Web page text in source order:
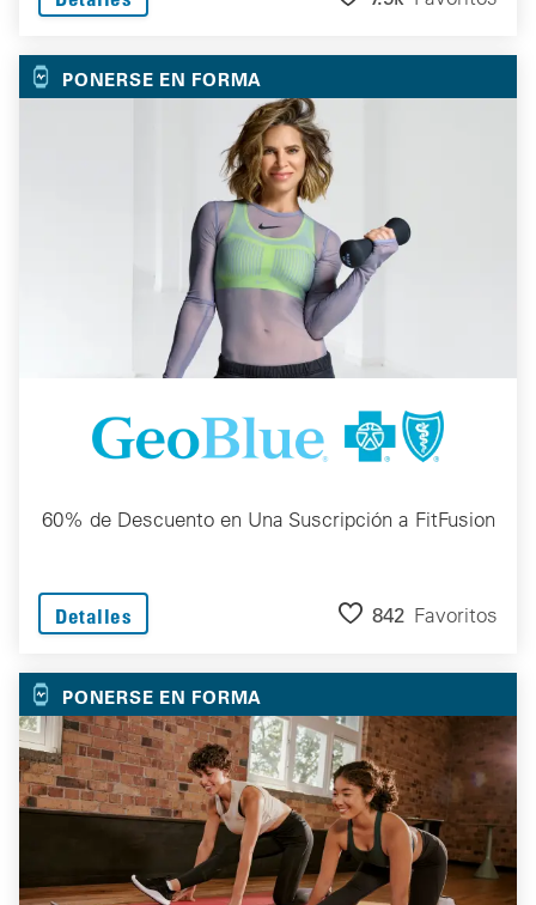
PONERSE EN FORMA
60% de Descuento en Una Suscripción a FitFusion
Detalles 842 Favoritos
PONERSE EN FORMA